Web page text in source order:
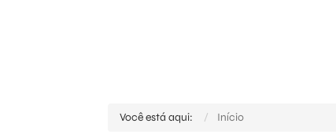
Você está aqui: Início